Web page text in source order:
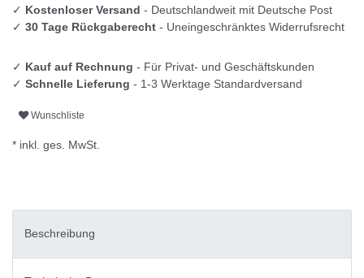
✓ Kostenloser Versand - Deutschlandweit mit Deutsche Post
✓ 30 Tage Rückgaberecht - Uneingeschränktes Widerrufsrecht
✓ Kauf auf Rechnung - Für Privat- und Geschäftskunden
✓ Schnelle Lieferung - 1-3 Werktage Standardversand
Wunschliste
* inkl. ges. MwSt.
Beschreibung